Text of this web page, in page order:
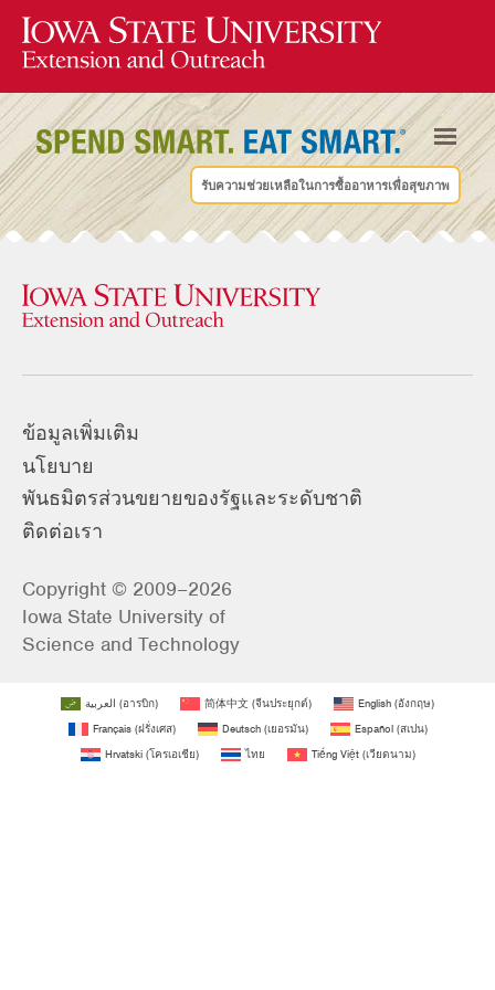
รับความช่วยเหลือในการซื้ออาหารเพื่อสุขภาพ
ข้อมูลเพิ่มเติม
นโยบาย
พันธมิตรส่วนขยายของรัฐและระดับชาติ
ติดต่อเรา
Copyright © 2009–2026
Iowa State University of
Science and Technology
العربية (อารบิก) 简体中文 (จีนประยุกต์) English (อังกฤษ)
Français(ฝรั่งเศส) Deutsch(เยอรมัน) Español(สเปน)
Hrvatski(โครเอเชีย) ไทย Tiếng Việt(เวียดนาม)